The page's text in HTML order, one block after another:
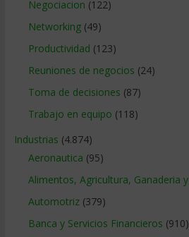
Negociacion (122)
Networking(49)
Productividad (123)
Reuniones de negocios (24)
Toma de decisiones (87)
Trabajo en equipo (118)
Industrias (4.874)
Aeronautica (95)
Alimentos, Agricultura, Ganaderia
Automotriz(379)
Banca y Servicios Financieros (910)